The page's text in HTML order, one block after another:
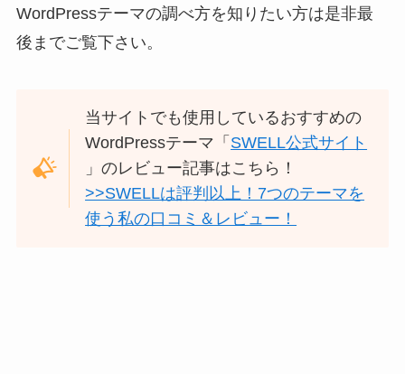
WordPressテーマの調べ方を知りたい方は是非最
後までご覧下さい。
当サイトでも使用しているおすすめの
WordPressテーマ「 SWELL公式サイト
」のレビュー記事はこちら！
>>SWELLは評判以上！7つのテーマを
使う私の口コミ＆レビュー！